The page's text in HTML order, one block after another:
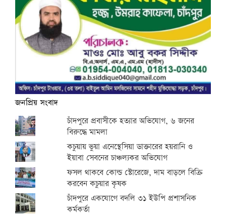
জনপ্রিয় সংবাদ
চাঁদপুরে প্রবাসীকে হত্যার অভিযোগ, ৬ জনের
বিরুদ্ধে মামলা
কচুয়ায় ভুয়া এনেস্থেসিয়া ডাক্তারের হয়রানি ও
ইয়াবা সেবনের চাঞ্চল্যকর অভিযোগ
ফসল থাকবে কোল্ড স্টোরেজে, দাম বাড়লে বিক্রি
করবেন কচুয়ার কৃষক
চাঁদপুরে একযোগে বদলি ৩১ ইউপি প্রশাসনিক
কর্মকর্তা